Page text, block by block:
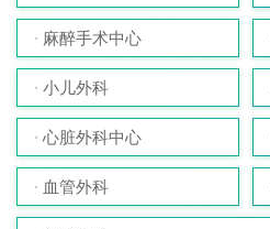
麻醉手术中心
小儿外科
心脏外科中心
血管外科